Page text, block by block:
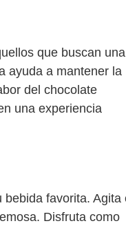
que buscan una
ayuda a mantener la
del chocolate
una experiencia
favorita. Agita
Disfruta como